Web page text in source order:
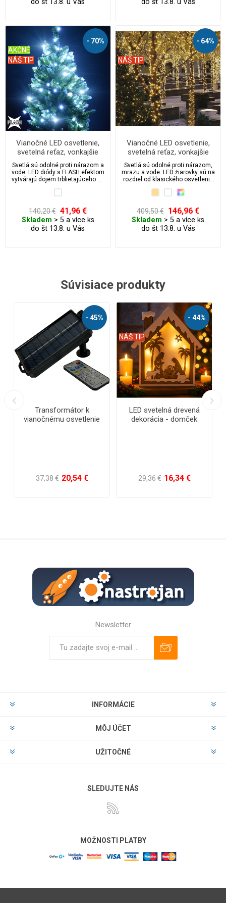
- 70%
NÁŠ TIP
AKČNÉ
Vianočné LED osvetlenie,
svetelná reťaz, vonkajšie
300ks/35m s FLASH
Svetlá sú odolné proti nárazom a
vode. LED diódy s FLASH efektom
vytvárajú dojem trblietajúceho sa
140,20 € 41,96 €
Skladem > 5 a více ks
do št 13.8. u Vás
- 64%
NÁŠ TIP
Vianočné LED osvetlenie,
svetelná reťaz, vonkajšie
2000 ks / 205 m
Svetlá sú odolné proti nárazom,
mrazu a vode. LED žiarovky sú na
rozdiel od klasického osvetlenia
úspornejší a vďaka tomu vám
409,50 € 146,96 €
Skladem > 5 a více ks
do št 13.8. u Vás
Súvisiace produkty
- 56%
NÁŠ TIP
LED vianočná reťaz -
ježko, vonkajšie 1000 LED
170,10 € 75,56 €
- 62%
NÁŠ TIP
LED vianočná reťaz -
ježko, vonkajšia 2000
321,30 € 121,76 €
Newsletter
INFORMÁCIE
MÔJ ÚČET
UŽITOČNÉ
SLEDUJTE NÁS
MOŽNOSTI PLATBY